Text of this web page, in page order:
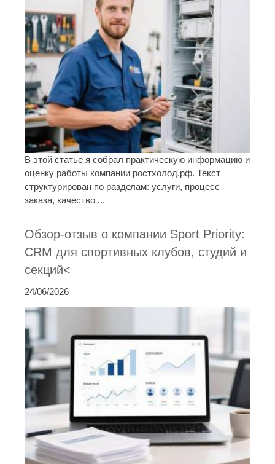
В этой статье я собрал практическую информацию и
оценку работы компании ростхолод.рф. Текст
структурирован по разделам: услуги, процесс
заказа, качество ...
Обзор-отзыв о компании Sport Priority:
CRM для спортивных клубов, студий и
секций<
24/06/2026